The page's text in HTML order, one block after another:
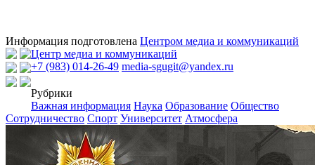
Информация подготовлена Центром медиа и коммуникаций
Центр медиа и коммуникаций
+7 (983) 014-26-49 media-sgugit@yandex.ru
Рубрики
Важная информация Наука Образование Общество
Сотрудничество Спорт Университет Атмосфера